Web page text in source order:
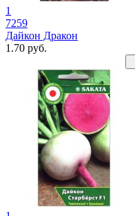
1
7259
Дайкон Дракон
1.70 руб.